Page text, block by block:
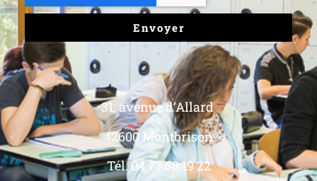
Envoyer
31, avenue d’Allard
42600 Montbrison
Tél. 04 77 58 19 22